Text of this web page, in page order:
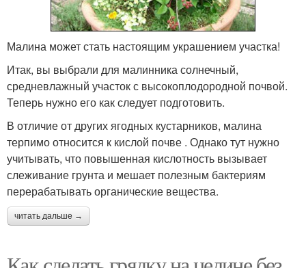
Малина может стать настоящим украшением участка!
Итак, вы выбрали для малинника солнечный,
средневлажный участок с высокоплодородной почвой.
Теперь нужно его как следует подготовить.
В отличие от других ягодных кустарников, малина
терпимо относится к кислой почве . Однако тут нужно
учитывать, что повышенная кислотность вызывает
слеживание грунта и мешает полезным бактериям
перерабатывать органические вещества.
читать дальше →